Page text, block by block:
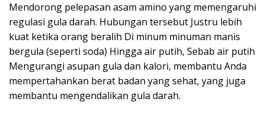
Mendorong pelepasan asam amino yang memengaruhi
regulasi gula darah. Hubungan tersebut Justru lebih
kuat ketika orang beralih Di minum minuman manis
bergula (seperti soda) Hingga air putih, Sebab air putih
Mengurangi asupan gula dan kalori, membantu Anda
mempertahankan berat badan yang sehat, yang juga
membantu mengendalikan gula darah.